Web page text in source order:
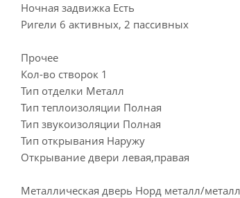
Ночная задвижка Есть
Ригели 6 активных, 2 пассивных
Прочее
Кол-во створок 1
Тип отделки Металл
Тип теплоизоляции Полная
Тип звукоизоляции Полная
Тип открывания Наружу
Открывание двери левая,правая
Металлическая дверь Норд металл/